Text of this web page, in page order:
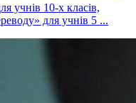
учнів 10-х класів,
для учнів 5 ...